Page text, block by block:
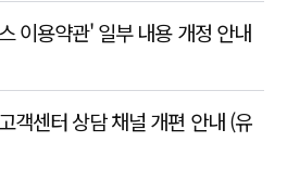
이용약관' 일부 내용 개정 안내
객센터 상담 채널 개편 안내 (유